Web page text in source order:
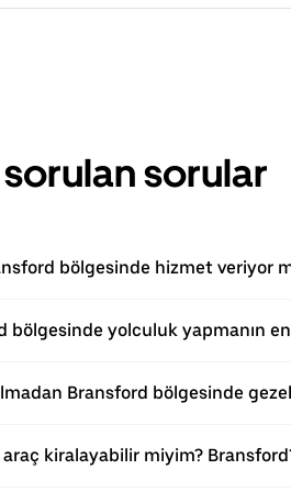
sorulan sorular
bölgesinde hizmet veriyor
bölgesinde yolculuk yapmanın
Bransford bölgesinde
kiralayabilir miyim?